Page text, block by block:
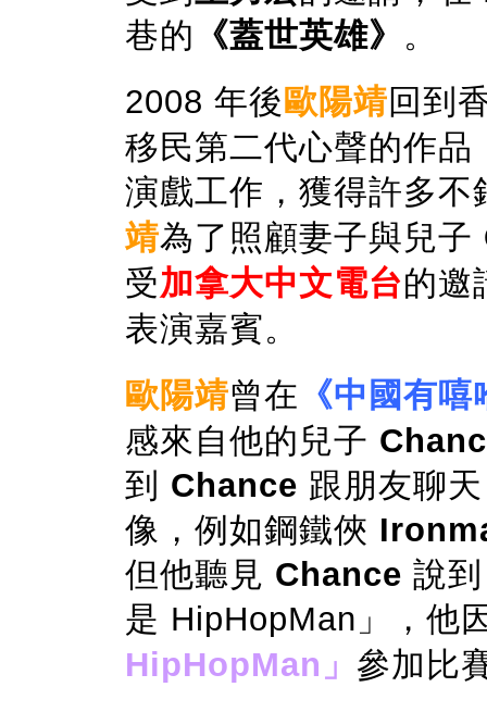
巷的 《蓋世英雄》 。
2008 年後 歐陽靖回到
移民第二代心聲的作品
演戲工作，獲得許多
靖為了照顧妻子與兒子
受加拿大中文電台的邀
表演嘉賓。
歐陽靖曾在 《中國有嘻
感來自他的兒子
到 Chance 跟朋友聊
像，例如鋼鐵俠
但他聽見 Chance 說
是 HipHopMan」，他
HipHopMan」 參加比